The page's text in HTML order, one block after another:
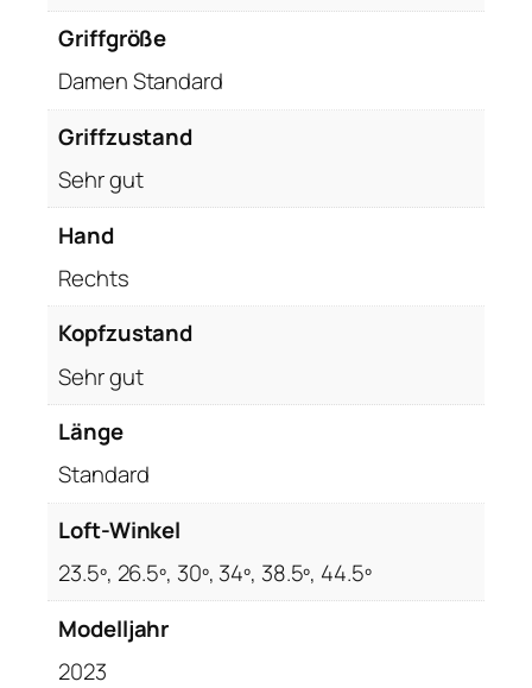
Griffgröße
Damen Standard
Griffzustand
Sehr gut
Hand
Rechts
Kopfzustand
Sehr gut
Länge
Standard
Loft-Winkel
23.5º, 26.5º, 30º, 34º, 38.5º, 44.5º
Modelljahr
2023